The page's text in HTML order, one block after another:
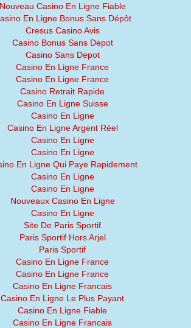
Nouveau Casino En Ligne Fiable
En Ligne Bonus Sans Dépôt
Cresus Casino Avis
Casino Bonus Sans Depot
Casino Sans Depot
Casino En Ligne France
Casino En Ligne France
Casino Retrait Rapide
Casino En Ligne Suisse
Casino En Ligne
Casino En Ligne Argent Réel
Casino En Ligne
Casino En Ligne
En Ligne Qui Paye Rapidement
Casino En Ligne
Casino En Ligne
Nouveaux Casino En Ligne
Casino En Ligne
Site De Paris Sportif
Paris Sportif Hors Arjel
Paris Sportif
Casino En Ligne France
Casino En Ligne France
Casino En Ligne Francais
Casino En Ligne Le Plus Payant
Casino En Ligne Fiable
Casino En Ligne Francais